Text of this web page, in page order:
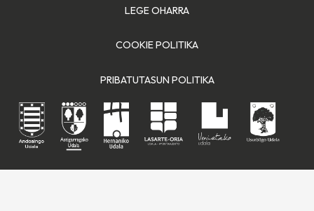
LEGE OHARRA
COOKIE POLITIKA
PRIBATUTASUN POLITIKA